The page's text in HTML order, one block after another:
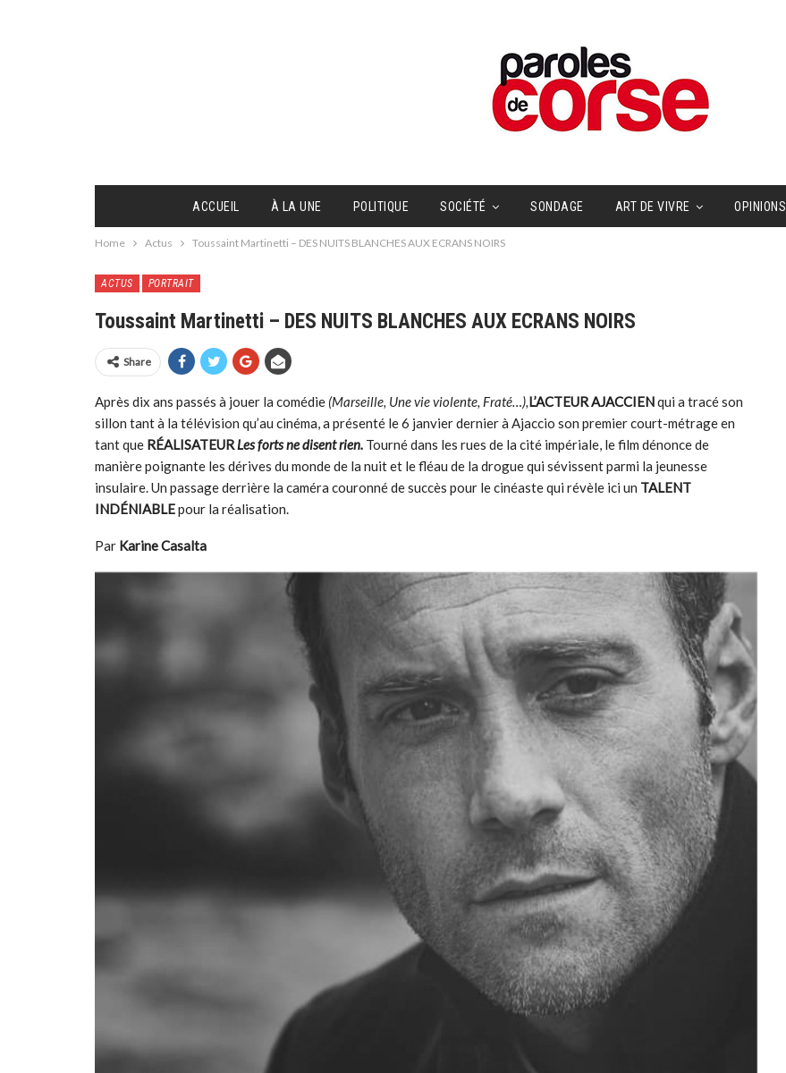
ACCUEIL À LA UNE POLITIQUE SOCIÉTÉ SONDAGE ART DE VIVRE OPINIONS
Home Actus Toussaint Martinetti – DES NUITS BLANCHES AUX ECRANS NOIRS
ACTUS PORTRAIT
Toussaint Martinetti – DES NUITS BLANCHES AUX ECRANS NOIRS
Share
Après dix ans passés à jouer la comédie (Marseille, Une vie violente, Fraté…),L’ACTEUR AJACCIENqui a tracé son
sillon tant à la télévision qu’au cinéma, a présenté le 6 janvier dernier à Ajaccio son premier court-métrage en
tant que RÉALISATEURLes forts ne disent rien. Tourné dans les rues de la cité impériale, le film dénonce de
manière poignante les dérives du monde de la nuit et le fléau de la drogue qui sévissent parmi la jeunesse
insulaire. Un passage derrière la caméra couronné de succès pour le cinéaste qui révèle ici un TALENT
INDÉNIABLEpour la réalisation.
Par Karine Casalta